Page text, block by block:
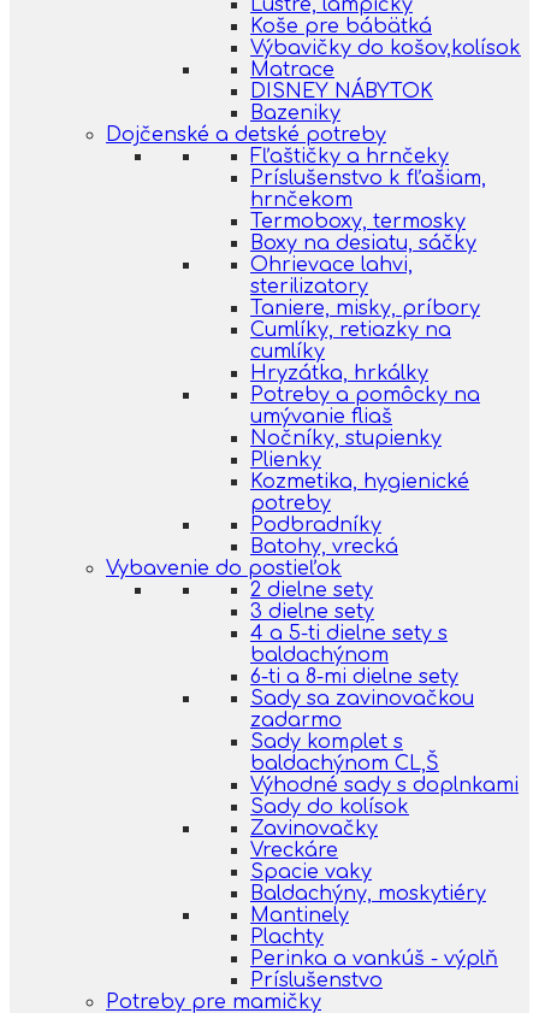
Lustre, lampičky
Koše pre bábätká
Výbavičky do košov,kolísok
Matrace
DISNEY NÁBYTOK
Bazeniky
Dojčenské a detské potreby
Fľaštičky a hrnčeky
Príslušenstvo k fľašiam,
hrnčekom
Termoboxy, termosky
Boxy na desiatu, sáčky
Ohrievace lahvi,
sterilizatory
Taniere, misky, príbory
Cumlíky, retiazky na
cumlíky
Hryzátka, hrkálky
Potreby a pomôcky na
umývanie fliaš
Nočníky, stupienky
Plienky
Kozmetika, hygienické
potreby
Podbradníky
Batohy, vrecká
Vybavenie do postieľok
2 dielne sety
3 dielne sety
4 a 5-ti dielne sety s
baldachýnom
6-ti a 8-mi dielne sety
Sady sa zavinovačkou
zadarmo
Sady komplet s
baldachýnom CL,Š
Výhodné sady s doplnkami
Sady do kolísok
Zavinovačky
Vreckáre
Spacie vaky
Baldachýny, moskytiéry
Mantinely
Plachty
Perinka a vankúš - výplň
Príslušenstvo
Potreby pre mamičky